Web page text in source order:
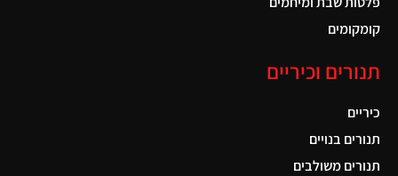
קומקומים
תנורים וכיריים
כיריים
תנורים בנויים
תנורים משולבים